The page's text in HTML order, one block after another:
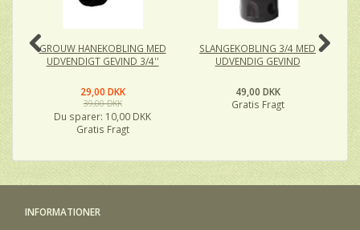
GROUW HANEKOBLING MED
UDVENDIGT GEVIND 3/4''
29,00 DKK
39,00 DKK
Du sparer: 10,00 DKK
Gratis Fragt
SLANGEKOBLING 3/4 MED
UDVENDIG GEVIND
49,00 DKK
Gratis Fragt
INFORMATIONER